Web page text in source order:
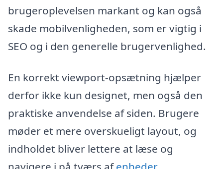
brugeroplevelsen markant og kan også
skade mobilvenligheden, som er vigtig i
SEO og i den generelle brugervenlighed.
En korrekt viewport-opsætning hjælper
derfor ikke kun designet, men også den
praktiske anvendelse af siden. Brugere
møder et mere overskueligt layout, og
indholdet bliver lettere at læse og